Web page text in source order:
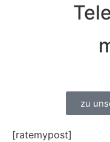
zu
[ratemypost]